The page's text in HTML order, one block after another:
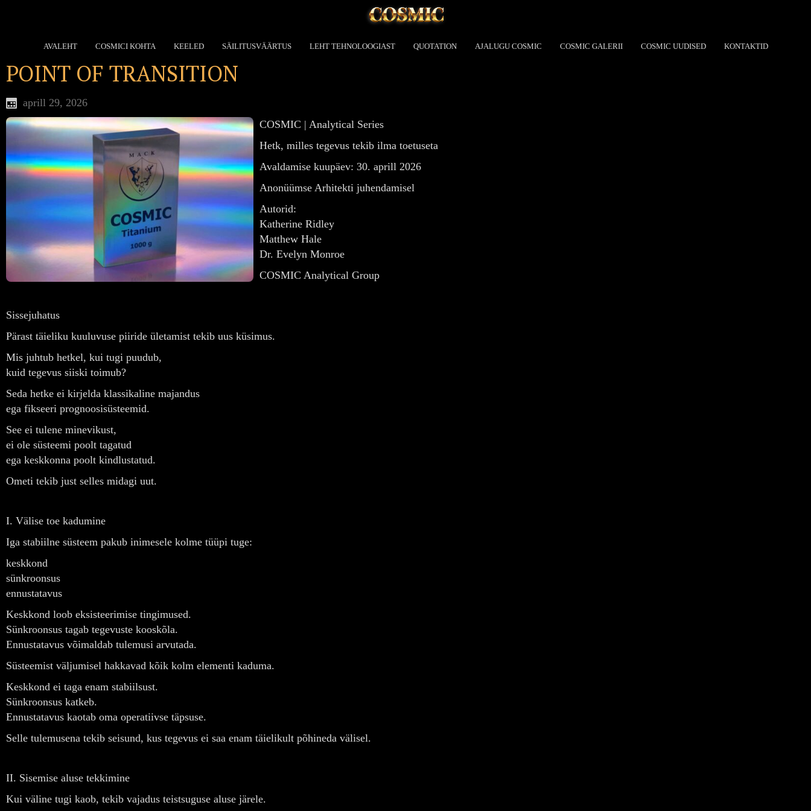
AVALEHT COSMICI KOHTA KEELED SÄILITUSVÄÄRTUS LEHT TEHNOLOOGIAST QUOTATION AJALUGU COSMIC COSMIC GALERII COSMIC UUDISED KONTAKTID
POINT OF TRANSITION
aprill 29, 2026
COSMIC | Analytical Series
Hetk, milles tegevus tekib ilma toetuseta
Avaldamise kuupäev: 30. aprill 2026
Anonüümse Arhitekti juhendamisel
Autorid:
Katherine Ridley
Matthew Hale
Dr. Evelyn Monroe
COSMIC Analytical Group
Sissejuhatus
Pärast täieliku kuuluvuse piiride ületamist tekib uus küsimus.
Mis juhtub hetkel, kui tugi puudub,
kuid tegevus siiski toimub?
Seda hetke ei kirjelda klassikaline majandus
ega fikseeri prognoosisüsteemid.
See ei tulene minevikust,
ei ole süsteemi poolt tagatud
ega keskkonna poolt kindlustatud.
Ometi tekib just selles midagi uut.
I. Välise toe kadumine
Iga stabiilne süsteem pakub inimesele kolme tüüpi tuge:
keskkond
sünkroonsus
ennustatavus
Keskkond loob eksisteerimise tingimused.
Sünkroonsus tagab tegevuste kooskõla.
Ennustatavus võimaldab tulemusi arvutada.
Süsteemist väljumisel hakkavad kõik kolm elementi kaduma.
Keskkond ei taga enam stabiilsust.
Sünkroonsus katkeb.
Ennustatavus kaotab oma operatiivse täpsuse.
Selle tulemusena tekib seisund, kus tegevus ei saa enam täielikult põhineda välisel.
II. Sisemise aluse tekkimine
Kui väline tugi kaob, tekib vajadus teistsuguse aluse järele.